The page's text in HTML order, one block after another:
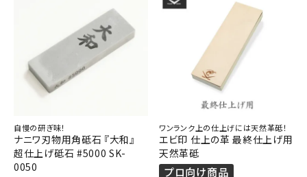
自慢の研ぎ味！
ナニワ刃物用角砥石 『大和』
超仕上げ砥石 #5000 SK-
0050
ワンランク上の仕上げには天然革砥！
エビ印 仕上の革 最終仕上げ用
天然革砥
プロ向け商品